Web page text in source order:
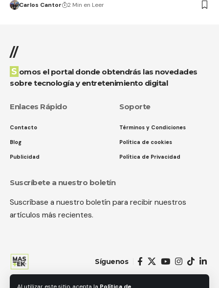
Carlos Cantor 2 Min en Leer
//
Somos el portal donde obtendrás las novedades
sobre tecnología y entretenimiento digital
Enlaces Rápido
Contacto
Blog
Publicidad
Soporte
Términos y Condiciones
Política de cookies
Política de Privacidad
Suscríbete a nuestro boletín
Suscríbase a nuestro boletín para recibir nuestros
artículos más recientes.
Síguenos